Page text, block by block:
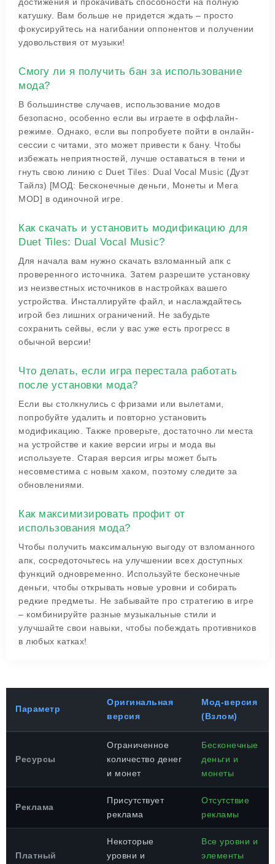
катушку. Вам больше не придется ждать – просто
фокусируйтесь на нагибании оппонентов и получении
удовольствия от музыки!
Смогу ли я получить бан за использование
мода?
В большинстве случаев, использование модов
безопасно, особенно если вы играете в оффлайн-
режиме. Однако, если вы попробуете пойти в онлайн-
сессии с читами, это может привести к бану. Чтобы
избежать неприятностей, лучше оставаться в тени и
гнуть свою линию с Duet Tiles: Dual Vocal Music (Дуэт
Тайлз) [МОД: Бесконечные деньги, Монеты и Мега
MOD] в одиночной игре.
Как скачать и установить модификацию для
Duet Tiles: Dual Vocal Music?
Для начала вам нужно скачать взломанный апк с
проверенного источника. Затем разрешите установку
из неизвестных источников в настройках вашего
устройства. Инсталлируйте файл, и наслаждайтесь
игрой без лишних ограничений. Не забудьте
сохранить сейвы, если у вас уже есть прогресс в
обычной версии!
Что делать, если игра перестала работать
после установки мода?
Если вы столкнулись с фризами или вылетами,
попробуйте удалить и повторно установить
модификацию. Также проверьте, достаточно ли места
на устройстве и какие версии игры и мода вы
используете. Старая версия игры может быть
несовместима с новым хаком, поэтому следите за
обновлениями.
Как максимизировать профит от
использования мода?
Чтобы получить максимальную выгоду от взломанного
апк, сосредоточьтесь на улучшении всех доступных
функций одновременно. Используйте бесконечные
деньги, чтобы открывать новые уровни и собирать
редкие предметы. Не забывайте про стратегию в игре
– комбинируйте разные музыкальные стили и
улучшайте свои навыки, чтобы побеждать противников
в любых катках!
Параметр
Оригинальная
версия
Мод-версия
(Взлом)
Ресурсы
Ограниченное
количество денег
и монет
Бесконечные
деньги и
монеты
Реклама
Присутствует
реклама
Отсутствие
рекламы
Платный
Некоторые
уровни и
Все уровни и
элементы